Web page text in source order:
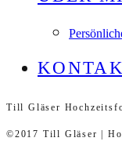
Till Gläser
©2017 Till Gläser |